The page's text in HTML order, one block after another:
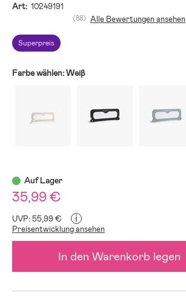
Art: 10249191
Superpreis
(88) Alle Bewertungen ansehen
Farbe wählen:Weiβ
Auf Lager
35,99 €
UVP: 55,99 € i
Preisentwicklung ansehen
In den Warenkorb legen